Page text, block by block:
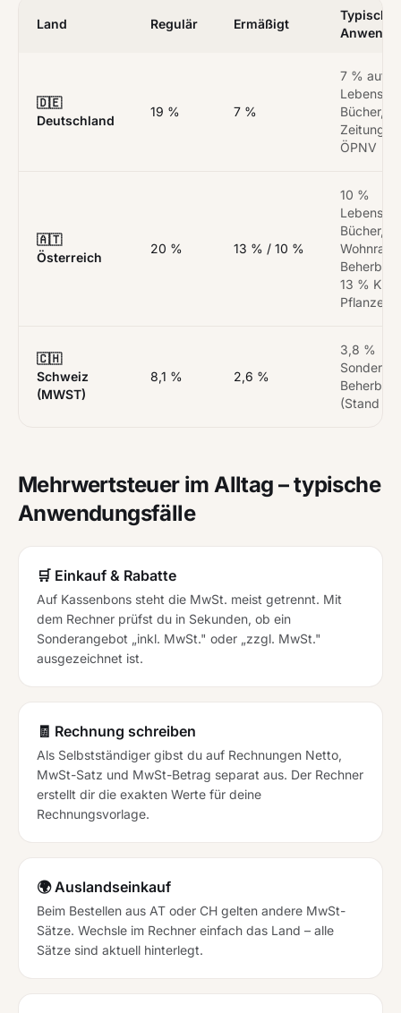
Land Regulär Ermäßigt
Typische
🇩🇪
Deutschland
19 % 7 %
7 % auf
Bücher,
ÖPNV
🇦🇹
Österreich
20 % 13 % / 10 %
10 %
Bücher,
13 %
Pflanzen,
🇨🇭
Schweiz
(MWST)
8,1 % 2,6 %
3,8 %
(Stand
Mehrwertsteuer im Alltag – typische
Anwendungsfälle
🛒 Einkauf & Rabatte
Auf Kassenbons steht die MwSt. meist getrennt. Mit
dem Rechner prüfst du in Sekunden, ob ein
Sonderangebot „inkl. MwSt." oder „zzgl. MwSt."
ausgezeichnet ist.
🧾 Rechnung schreiben
Als Selbstständiger gibst du auf Rechnungen Netto,
MwSt-Satz und MwSt-Betrag separat aus. Der Rechner
erstellt dir die exakten Werte für deine
Rechnungsvorlage.
🌍 Auslandseinkauf
Beim Bestellen aus AT oder CH gelten andere MwSt-
Sätze. Wechsle im Rechner einfach das Land – alle
Sätze sind aktuell hinterlegt.